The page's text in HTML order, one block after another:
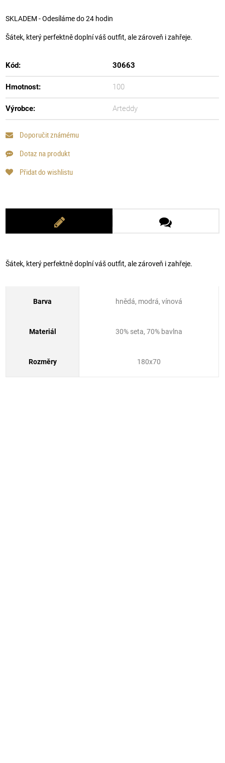
SKLADEM - Odesíláme do 24 hodin
Šátek, který perfektně doplní váš outfit, ale zároveň i zahřeje.
Kód: 30663
Hmotnost: 100
Výrobce: Arteddy
Doporučit známému
Dotaz na produkt
Přidat do wishlistu
Šátek, který perfektně doplní váš outfit, ale zároveň i zahřeje.
Barva hnědá, modrá, vínová
Materiál 30% seta, 70% bavlna
Rozměry 180x70